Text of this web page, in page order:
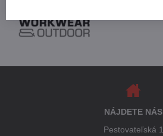
NÁJDETE NÁS
Pestovateľská 1